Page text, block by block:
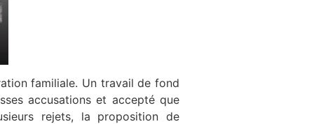
familiale. Un travail de fond
accusations et accepté que
rejets, la proposition de